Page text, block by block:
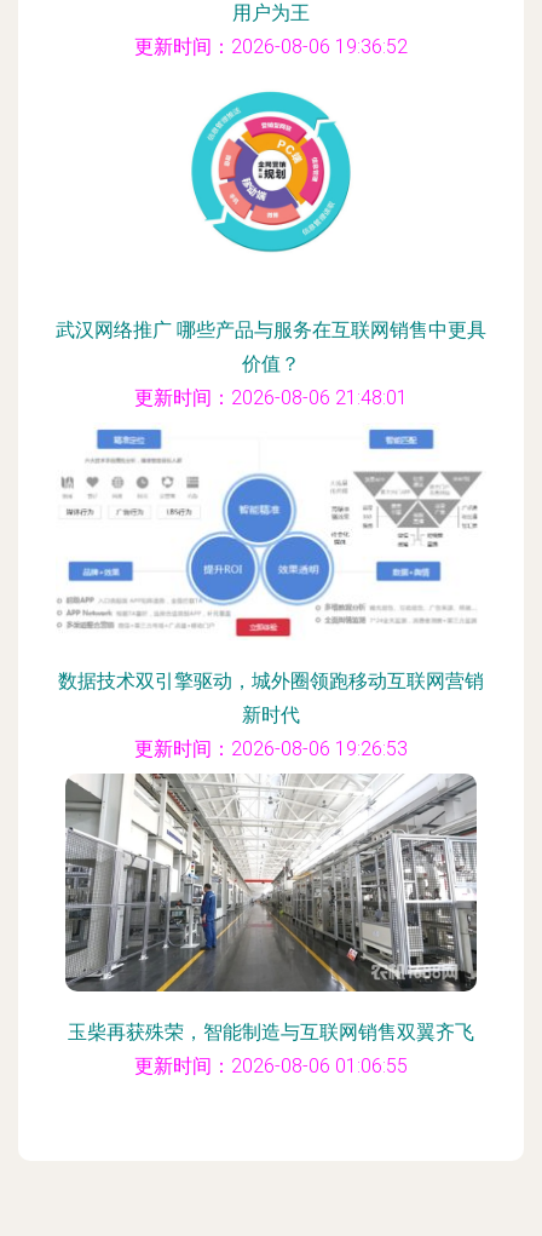
用户为王
更新时间：2026-08-06 19:36:52
武汉网络推广 哪些产品与服务在互联网销售中更具
价值？
更新时间：2026-08-06 21:48:01
数据技术双引擎驱动，城外圈领跑移动互联网营销
新时代
更新时间：2026-08-06 19:26:53
玉柴再获殊荣，智能制造与互联网销售双翼齐飞
更新时间：2026-08-06 01:06:55